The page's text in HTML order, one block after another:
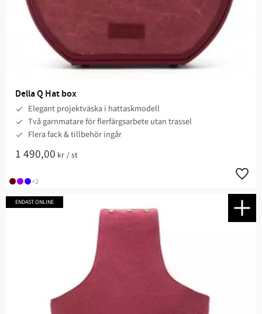
Della Q Hat box
Elegant projektväska i hattaskmodell
Två garnmatare för flerfärgsarbete utan trassel
Flera fack & tillbehör ingår
1 490,00 kr /st
+2
ENDAST ONLINE